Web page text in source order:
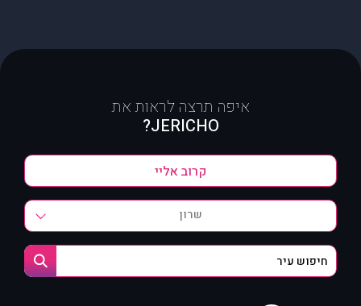
איפה תרצה לראות את
JERICHO?
שרון